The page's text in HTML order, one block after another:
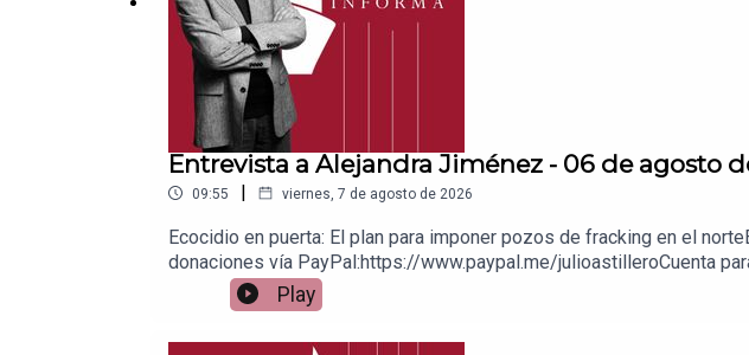
Entrevista a Alejandra Jiménez - 06 de agosto
09:55 | viernes, 7 de agosto de 2026
Ecocidio en puerta: El plan para imponer pozos de fracking en el
donaciones vía PayPal:https://www.paypal.me/julioastilleroCuenta
1539408017CLABE: 012 320 01539408017 2Tienda:https://
Play